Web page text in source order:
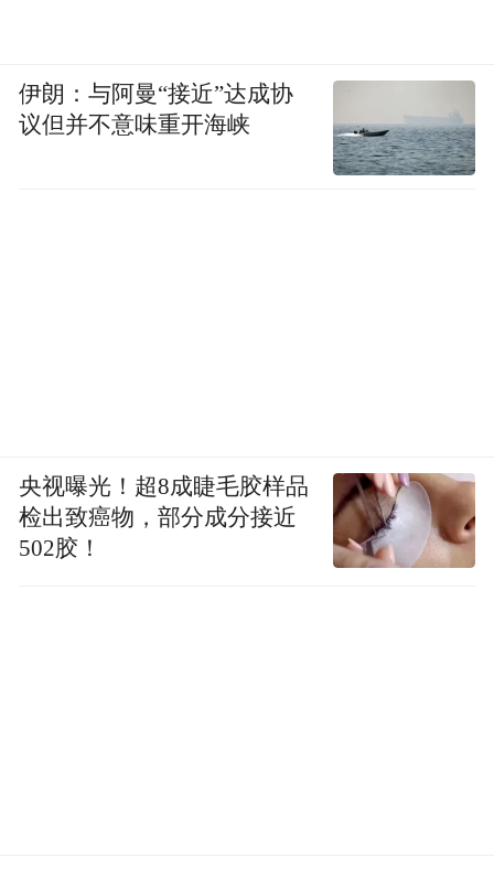
伊朗：与阿曼“接近”达成协
议但并不意味重开海峡
央视曝光！超8成睫毛胶样品
检出致癌物，部分成分接近
502胶！